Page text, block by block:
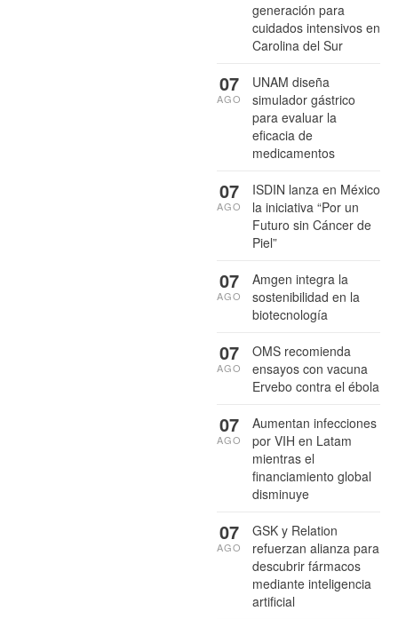
generación para
cuidados intensivos en
Carolina del Sur
UNAM diseña
simulador gástrico
para evaluar la
eficacia de
medicamentos
07
AGO
ISDIN lanza en México
la iniciativa “Por un
Futuro sin Cáncer de
Piel”
07
AGO
Amgen integra la
sostenibilidad en la
biotecnología
07
AGO
OMS recomienda
ensayos con vacuna
Ervebo contra el ébola
07
AGO
Aumentan infecciones
por VIH en Latam
mientras el
financiamiento global
disminuye
07
AGO
GSK y Relation
refuerzan alianza para
descubrir fármacos
mediante inteligencia
artificial
07
AGO